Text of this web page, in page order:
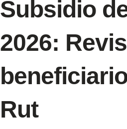
Subsidio
2026:
Rut